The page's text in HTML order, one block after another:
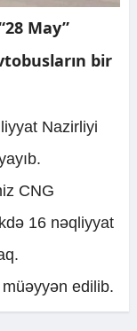
May”
bir
Nazirliyi
CNG
16 nəqliyyat
edilib.